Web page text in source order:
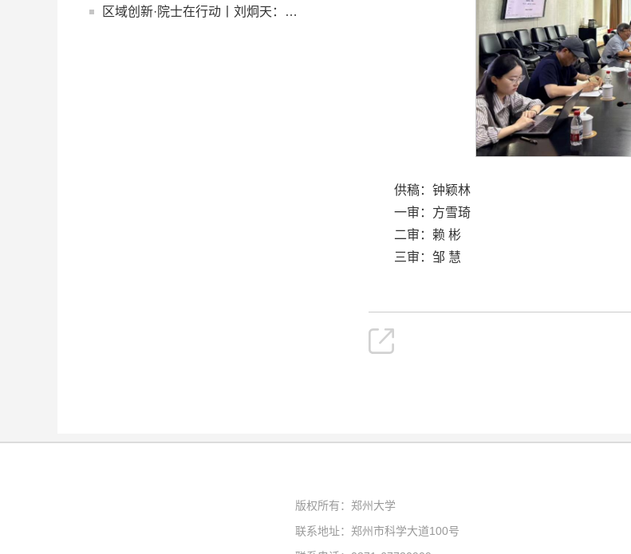
区域创新·院士在行动丨刘炯天：谋篇关键金属战略 ...
供稿：钟颖林
一审：方雪琦
二审：赖 彬
三审：邹 慧
版权所有：郑州大学
联系地址：郑州市科学大道100号